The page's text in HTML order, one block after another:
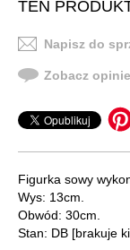
TEN
Napisz do
Zobacz
Figurka sowy
Wys: 13cm.
Obwód: 30cm.
Stan: DB [brakuje